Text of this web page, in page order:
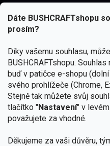
Dáte BUSHCRAFTshopu
prosím?
Díky vašemu souhlasu,
BUSHCRAFTshopu. Souhlas
buď v patičce e-shopu
svého prohlížeče (Chrome,
Stejně tak můžete svůj
tlačítko "Nastavení" v
považujete za vhodné.
Děkujeme za vaši důvěru,
podmínkami ochrany